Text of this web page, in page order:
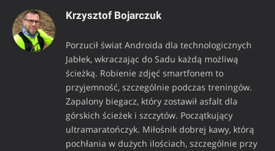
Krzysztof Bojarczuk
Porzucił świat Androida dla technologicznych
Jabłek, wkraczając do Sadu każdą możliwą
ścieżką. Robienie zdjęć smartfonem to
przyjemność, szczególnie podczas treningów.
Zapalony biegacz, który zostawił asfalt dla
górskich ścieżek i szczytów. Początkujący
ultramaratończyk. Miłośnik dobrej kawy, którą
pochłania w dużych ilościach, szczególnie przy